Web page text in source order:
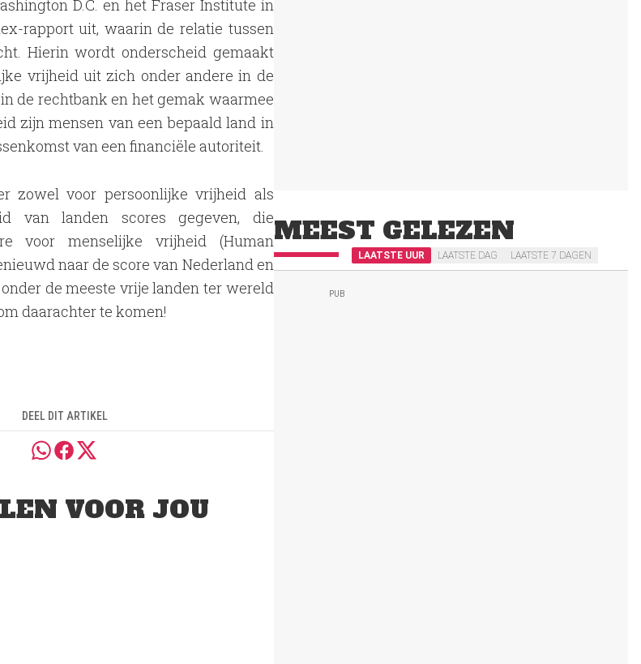
D.C. en het Fraser Institute in
rapport uit, waarin de relatie tussen
Hierin wordt onderscheid gemaakt
vrijheid uit zich onder andere in de
de rechtbank en het gemak waarmee
zijn mensen van een bepaald land in
van een financiële autoriteit.
zowel voor persoonlijke vrijheid als
van landen scores gegeven, die
voor menselijke vrijheid (Human
naar de score van Nederland en
de meeste vrije landen ter wereld
daarachter te komen!
DEEL DIT ARTIKEL
VOOR JOU
MEEST GELEZEN
LAATSTE UUR LAATSTE DAG LAATSTE 7 DAGEN